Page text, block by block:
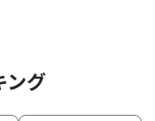
ング